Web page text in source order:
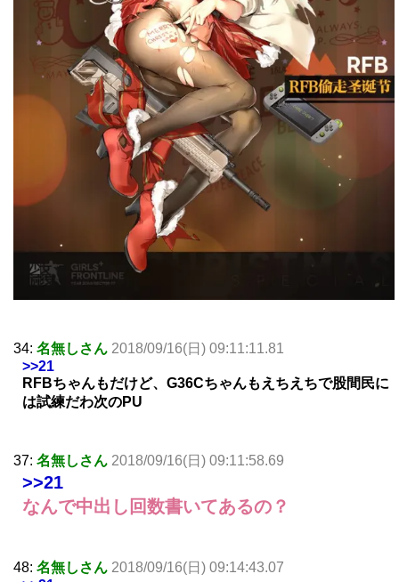
34: 名無しさん 2018/09/16(日) 09:11:11.81
>>21
RFBちゃんもだけど、G36Cちゃんもえちえちで股間民に
は試練だわ次のPU
37: 名無しさん 2018/09/16(日) 09:11:58.69
>>21
なんで中出し回数書いてあるの？
48: 名無しさん 2018/09/16(日) 09:14:43.07